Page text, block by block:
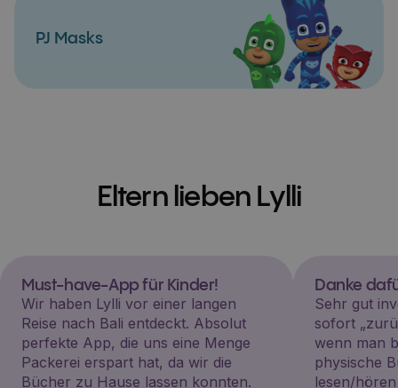
PJ Masks
Eltern lieben Lylli
Must-have-App für Kinder!
Wir haben Lylli vor einer langen
Reise nach Bali entdeckt. Absolut
perfekte App, die uns eine Menge
Packerei erspart hat, da wir die
Bücher zu Hause lassen konnten.
Danke
Sehr gut
sofort
wenn man
physische
lesen/